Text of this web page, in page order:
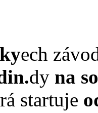
ech
dy na
startuje